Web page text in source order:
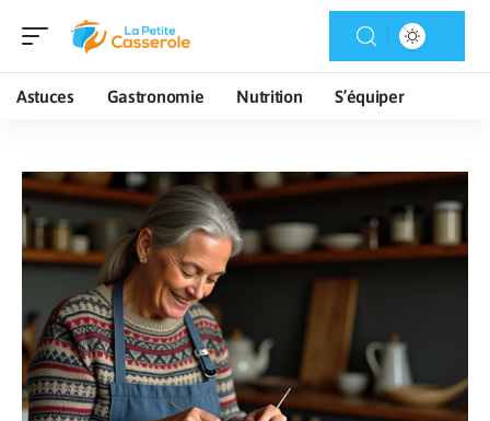
Astuces Gastronomie Nutrition S’équiper